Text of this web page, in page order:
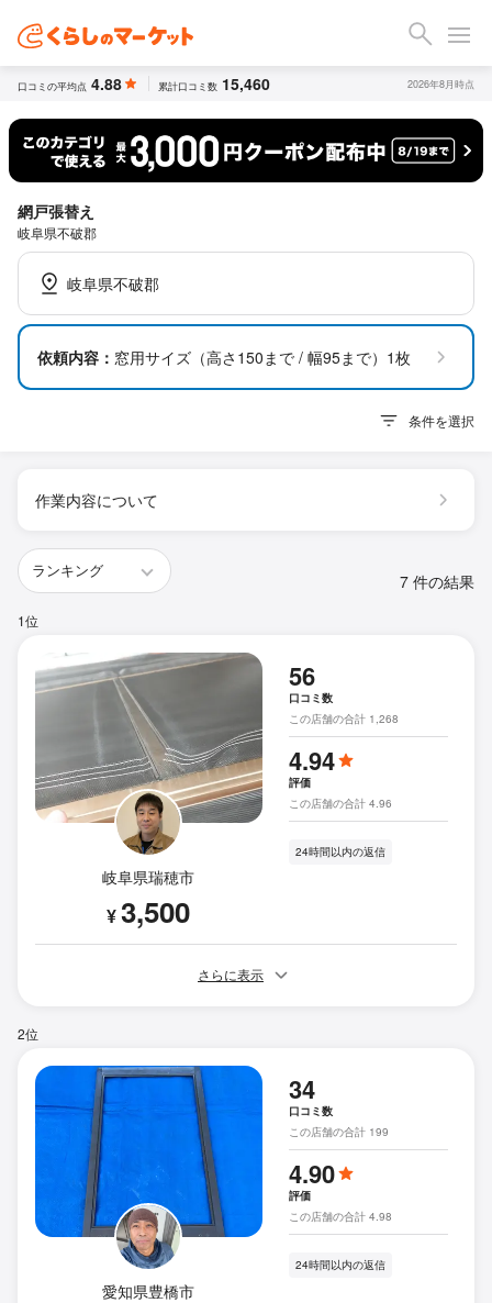
口コミの平均点 4.88 累計口コミ数 15,460 2026年8月時点
網戸張替え
岐阜県不破郡
岐阜県不破郡
依頼内容： 窓用サイズ（高さ150まで / 幅95まで）1枚
条件を選択
作業内容について
7 件の結果
1位
岐阜県瑞穂市
¥3,500
56
口コミ数
この店舗の合計 1,268
4.94
評価
この店舗の合計 4.96
24時間以内の返信
さらに表示
2位
愛知県豊橋市
34
口コミ数
この店舗の合計 199
4.90
評価
この店舗の合計 4.98
24時間以内の返信